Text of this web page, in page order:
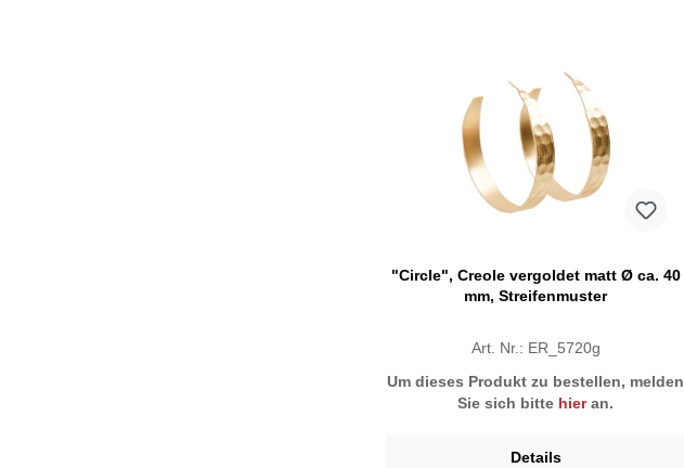
"Circle", Creole vergoldet matt Ø ca. 40
mm, Streifenmuster
Art. Nr.: ER_5720g
Um dieses Produkt zu bestellen, melden
Sie sich bitte hieran.
Details